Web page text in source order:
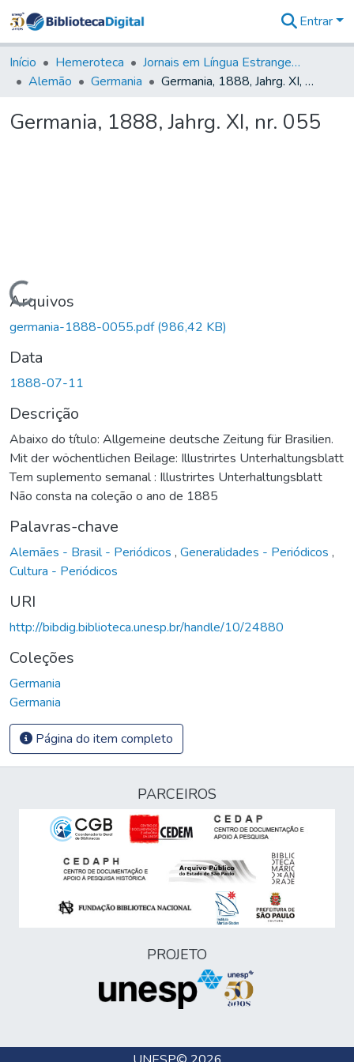
&
Coleções
Tudo na
Digital
Entrar
Início Hemeroteca
Jornais em Língua Estrangeira
Alemão
Germania Germania, 1888, Jahrg. XI, nr. 055
Germania, 1888, Jahrg. XI, nr. 055
Carregando...
Arquivos
germania-1888-0055.pdf(986,42 KB)
Data
1888-07-11
Descrição
Abaixo do título: Allgemeine deutsche Zeitung für Brasilien.
Mit der wöchentlichen Beilage: Illustrirtes Unterhaltungsblatt
Tem suplemento semanal : Illustrirtes Unterhaltungsblatt
Não consta na coleção o ano de 1885
Palavras-chave
Alemães - Brasil - Periódicos , Generalidades - Periódicos ,
Cultura - Periódicos
URI
http://bibdig.biblioteca.unesp.br/handle/10/24880
Coleções
Germania
Germania
Página do item completo
PARCEIROS
PROJETO